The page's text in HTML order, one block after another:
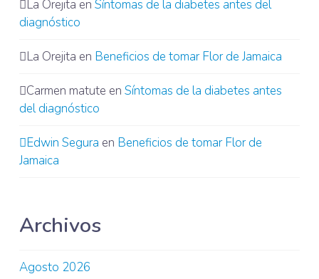
La Orejita en Síntomas de la diabetes antes del
diagnóstico
La Orejita en Beneficios de tomar Flor de Jamaica
Carmen matute en Síntomas de la diabetes antes
del diagnóstico
Edwin Segura en Beneficios de tomar Flor de
Jamaica
Archivos
Agosto 2026